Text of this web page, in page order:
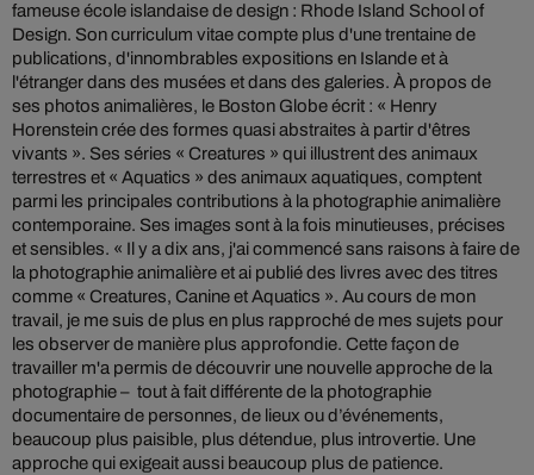
fameuse école islandaise de design : Rhode Island School of
Design. Son curriculum vitae compte plus d'une trentaine de
publications, d'innombrables expositions en Islande et à
l'étranger dans des musées et dans des galeries. À propos de
ses photos animalières, le Boston Globe écrit : « Henry
Horenstein crée des formes quasi abstraites à partir d'êtres
vivants ». Ses séries « Creatures » qui illustrent des animaux
terrestres et « Aquatics » des animaux aquatiques, comptent
parmi les principales contributions à la photographie animalière
contemporaine. Ses images sont à la fois minutieuses, précises
et sensibles. « Il y a dix ans, j'ai commencé sans raisons à faire de
la photographie animalière et ai publié des livres avec des titres
comme « Creatures, Canine et Aquatics ». Au cours de mon
travail, je me suis de plus en plus rapproché de mes sujets pour
les observer de manière plus approfondie. Cette façon de
travailler m'a permis de découvrir une nouvelle approche de la
photographie – tout à fait différente de la photographie
documentaire de personnes, de lieux ou d’événements,
beaucoup plus paisible, plus détendue, plus introvertie. Une
approche qui exigeait aussi beaucoup plus de patience.